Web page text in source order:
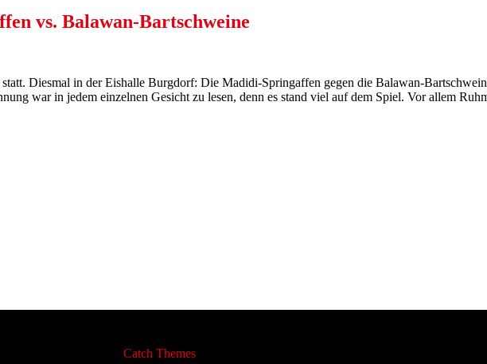
vs. Balawan-Bartschweine
Diesmal in der Eishalle Burgdorf: Die Madidi-Springaffen gegen die Balawan-
war in jedem einzelnen Gesicht zu lesen, denn es stand viel auf dem Spiel. Vor allem
Catch Themes